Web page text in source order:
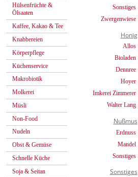
Hülsenfrüchte &
Ölsaaten
Kaffee, Kakao & Tee
Knabbereien
Körperpflege
Küchenservice
Makrobiotik
Molkerei
Müsli
Non-Food
Nudeln
Obst & Gemüse
Schnelle Küche
Soja & Seitan
Sonstiges
Zwergenwiese
Honig
Allos
Bioladen
Dennree
Hoyer
Imkerei Zimmerer
Walter Lang
Nußmus
Erdnuss
Mandel
Sonstiges
Sonstiges